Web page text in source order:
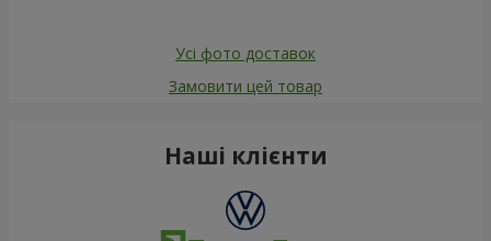
Усі фото доставок
Замовити цей товар
Наші клієнти